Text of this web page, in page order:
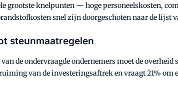
grootste knelpunten — hoge personeelskosten,
snel zijn doorgeschoten naar de lijst
steunmaatregelen
de ondervraagde ondernemers moet de
van de investeringsaftrek en vraagt 21% om